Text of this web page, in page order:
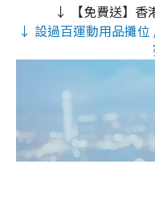
↓ 【免費送】香
↓ 設過百運動用品攤